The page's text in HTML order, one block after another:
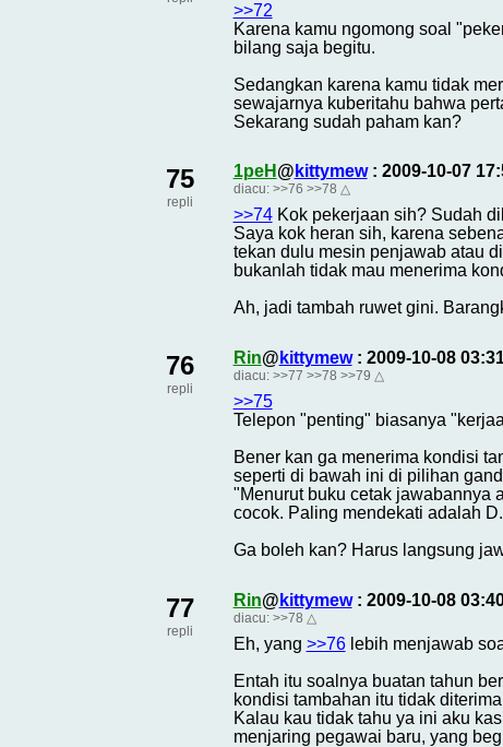
>>72
Karena kamu ngomong soal
bilang saja begitu.
Sedangkan karena kamu tidak
sewajarnya kuberitahu bahwa
Sekarang sudah paham kan?
75
repli
1peH @ kittymew: 2009-10-07
diacu: >>76 >>78 △
>>74Kok pekerjaan sih? Sudah
Saya kok heran sih, karena
tekan dulu mesin penjawab atau
bukanlah tidak mau menerima
Ah, jadi tambah ruwet gini.
76
repli
Rin@ kittymew: 2009-10-08
diacu: >>77 >>78 >>79 △
>>75
Telepon "penting" biasanya
Bener kan ga menerima kondisi
seperti di bawah ini di pilihan
"Menurut buku cetak jawabannya
cocok. Paling mendekati adalah
Ga boleh kan? Harus langsung
77
repli
Rin@ kittymew: 2009-10-08
diacu: >>78 △
Eh, yang >>76lebih menjawab
Entah itu soalnya buatan tahun
kondisi tambahan itu tidak
Kalau kau tidak tahu ya ini aku
menjaring pegawai baru, yang